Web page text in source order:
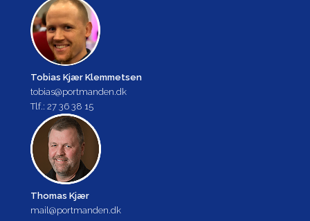
Tobias Kjær Klemmetsen
tobias@portmanden.dk
Tlf.: 27 36 38 15
Thomas Kjær
mail@portmanden.dk